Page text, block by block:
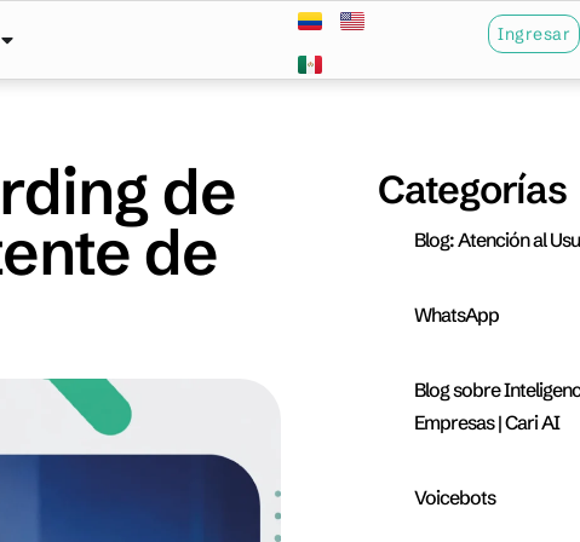
Ingresar
de
de
Categorías
Blog: Atención al
WhatsApp
Blog sobre
Empresas | Cari AI
Voicebots